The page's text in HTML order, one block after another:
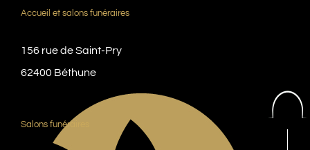
Accueil et salons funéraires
156 rue de Saint-Pry
62400 Béthune
Salons funéraires